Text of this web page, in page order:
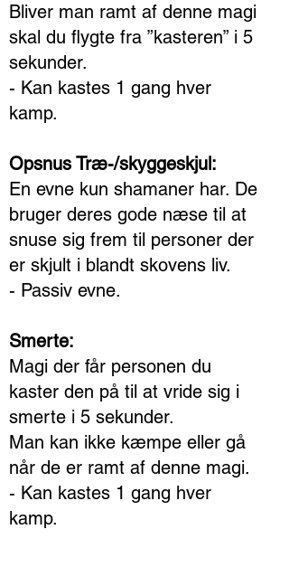
Bliver man ramt af denne magi
skal du flygte fra ”kasteren” i 5
sekunder.
- Kan kastes 1 gang hver
kamp.
Opsnus Træ-/skyggeskjul:
En evne kun shamaner har. De
bruger deres gode næse til at
snuse sig frem til personer der
er skjult i blandt skovens liv.
- Passiv evne.
Smerte:
Magi der får personen du
kaster den på til at vride sig i
smerte i 5 sekunder.
Man kan ikke kæmpe eller gå
når de er ramt af denne magi.
- Kan kastes 1 gang hver
kamp.